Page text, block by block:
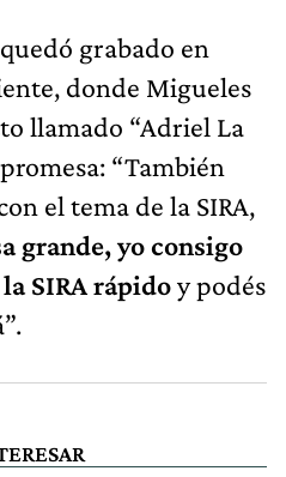
grabado en
donde Migueles
llamado “Adriel La
“También
el tema de la SIRA,
grande, yo consigo
SIRA rápidoy podés